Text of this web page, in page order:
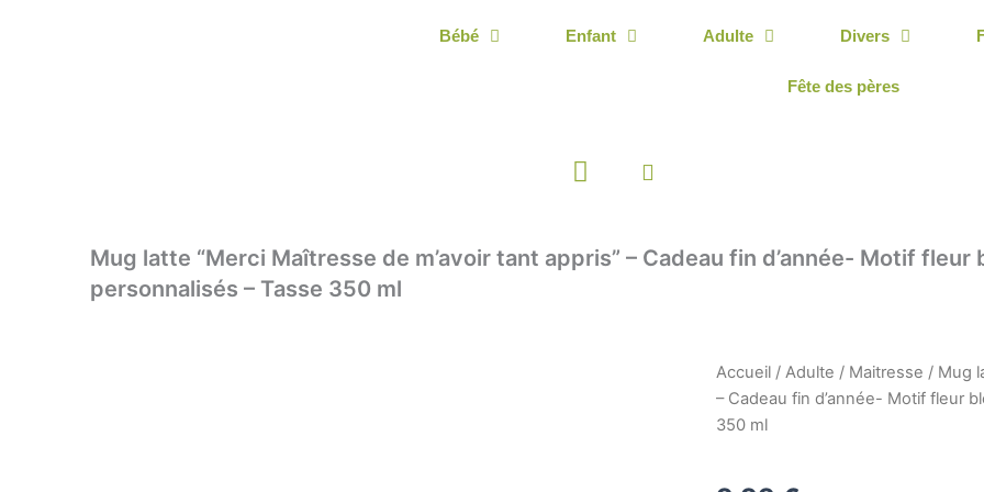
Bébé Enfant Adulte Divers
Fête des pères
Panier
Mug latte “Merci Maîtresse de m’avoir tant appris” – Cadeau fin d’année- Motif fleur
personnalisés – Tasse 350 ml
Accueil / Adulte / Maitresse / Mug
– Cadeau fin d’année- Motif fleur
350 ml